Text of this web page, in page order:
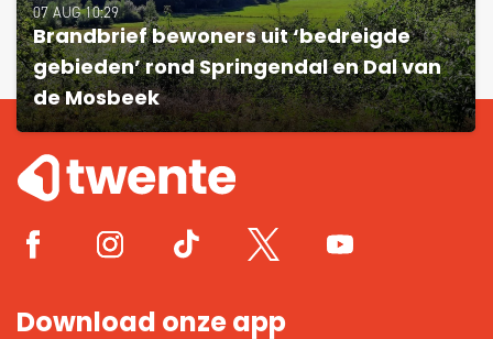
07 AUG 10:29
Brandbrief bewoners uit ‘bedreigde
gebieden’ rond Springendal en Dal van
de Mosbeek
Download onze app